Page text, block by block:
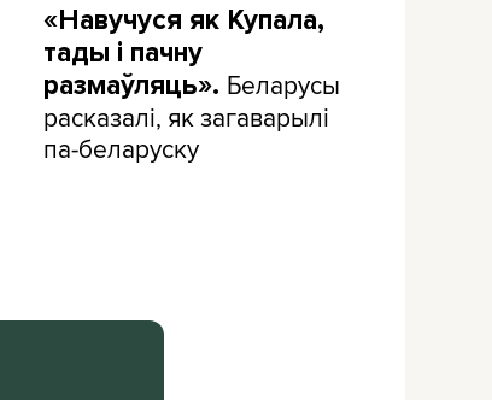
«Навучуся як Купала,
тады і пачну
размаўляць». Беларусы
расказалі, як загаварылі
па-беларуску